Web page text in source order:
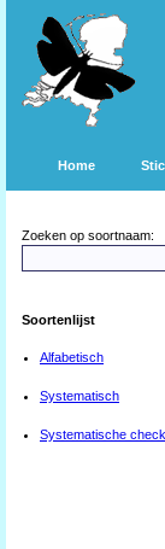
Home
Zoeken op soortnaam:
Soortenlijst
Alfabetisch
Systematisch
Systematische